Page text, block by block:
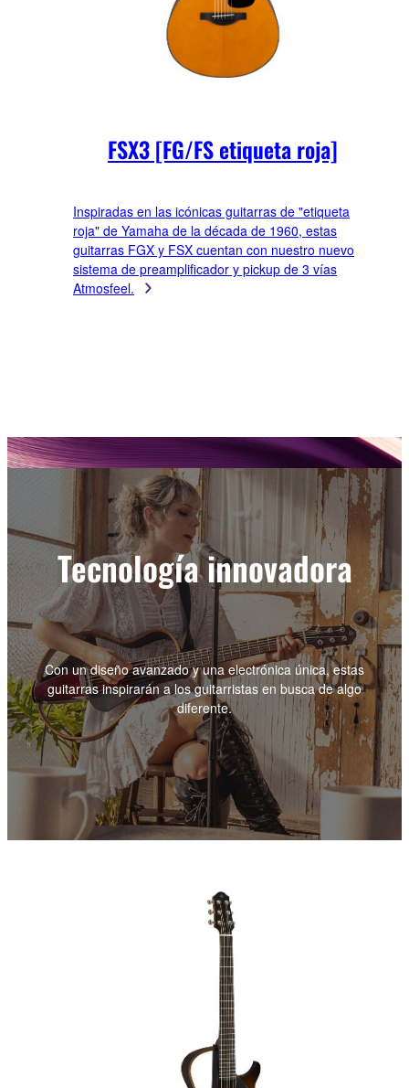
FSX3 [FG/FS etiqueta roja]
Inspiradas en las icónicas guitarras de "etiqueta
roja" de Yamaha de la década de 1960, estas
guitarras FGX y FSX cuentan con nuestro nuevo
sistema de preamplificador y pickup de 3 vías
Atmosfeel.
Tecnología innovadora
Con un diseño avanzado y una electrónica única, estas
guitarras inspirarán a los guitarristas en busca de algo
diferente.